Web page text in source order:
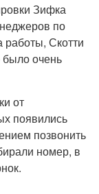
Зифка
по
работы, Скотти
было очень
от
появились
позвонить
номер, в